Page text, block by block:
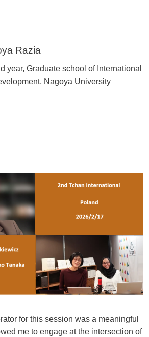
Razia
year, Graduate school of International
Nagoya University
for this session was a meaningful
me to engage at the intersection of